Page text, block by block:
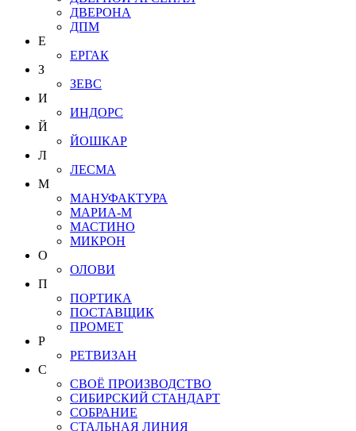
ДВЕРОНА
ДПМ
Е
ЕРГАК
З
ЗЕВС
И
ИНДОРС
Й
ЙОШКАР
Л
ЛЕСМА
М
МАНУФАКТУРА
МАРИА-М
МАСТИНО
МИКРОН
О
ОЛОВИ
П
ПОРТИКА
ПОСТАВЩИК
ПРОМЕТ
Р
РЕТВИЗАН
С
СВОЁ ПРОИЗВОДСТВО
СИБИРСКИЙ СТАНДАРТ
СОБРАНИЕ
СТАЛЬНАЯ ЛИНИЯ